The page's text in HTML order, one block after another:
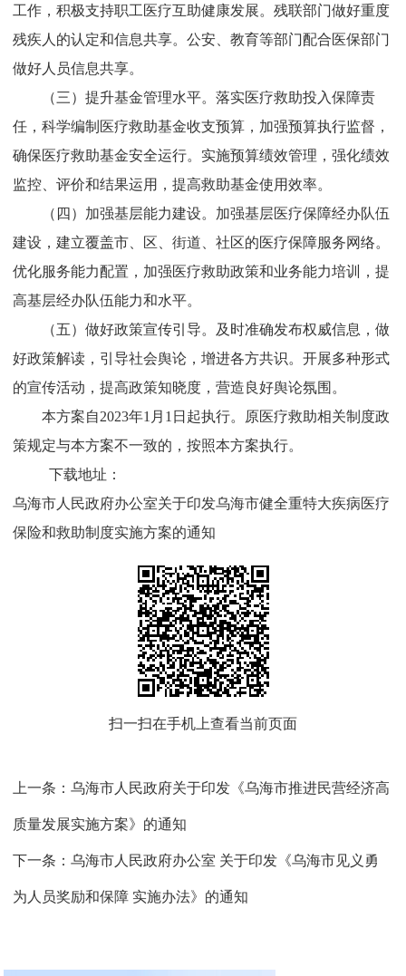
工作，积极支持职工医疗互助健康发展。残联部门做好重度
残疾人的认定和信息共享。公安、教育等部门配合医保部门
做好人员信息共享。
（三）提升基金管理水平。落实医疗救助投入保障责
任，科学编制医疗救助基金收支预算，加强预算执行监督，
确保医疗救助基金安全运行。实施预算绩效管理，强化绩效
监控、评价和结果运用，提高救助基金使用效率。
（四）加强基层能力建设。 加强基层医疗保障经办队伍
建设，建立覆盖市、区、街道、社区的医疗保障服务网络。
优化服务能力配置，加强医疗救助政策和业务能力培训，提
高基层经办队伍能力和水平。
（五）做好政策宣传引导。 及时准确发布权威信息，做
好政策解读，引导社会舆论，增进各方共识。开展多种形式
的宣传活动，提高政策知晓度，营造良好舆论氛围。
本方案自2023年1 月 1 日起执行。原医疗救助相关制度政
策规定与本方案不一致的，按照本方案执行。
下载地址：
乌海市人民政府办公室关于印发乌海市健全重特大疾病医疗
保险和救助制度实施方案的通知
扫一扫在手机上查看当前页面
上一条：乌海市人民政府关于印发《乌海市推进民营经济高
质量发展实施方案》的通知
下一条：乌海市人民政府办公室 关于印发《乌海市见义勇
为人员奖励和保障 实施办法》的通知